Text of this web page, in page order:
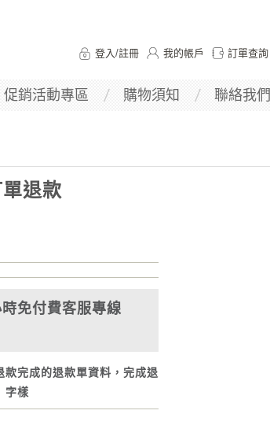
登入/註冊 我的帳戶 訂單查詢
促銷活動專區 購物須知 聯絡我們
退款
免付費客服專線
完成的退款單資料，完成退
字樣